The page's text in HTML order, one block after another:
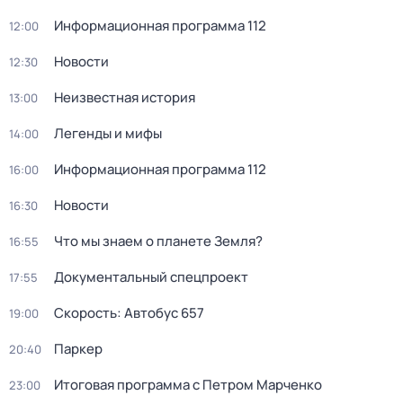
12:00 Информационная программа 112
12:30 Новости
13:00 Неизвестная история
14:00 Легенды и мифы
16:00 Информационная программа 112
16:30 Новости
16:55 Что мы знаем о планете Земля?
17:55 Документальный спецпроект
19:00 Скорость: Автобус 657
20:40 Пapкер
23:00 Итоговая программа с Петром Марченко